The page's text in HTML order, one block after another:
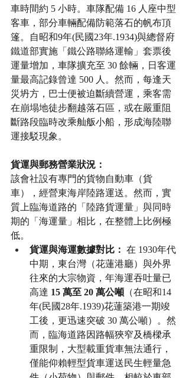
車時間約 5 小時。車隊配備 16 人座中型
客車，部分車輛配備防範落石的帆布頂
篷。自昭和9年(民國23年.1934)與總督府
鐵道部實施「鐵公路聯絡運輸」套票後
運量增加，車隊擴充至 30 餘輛，日客運
量最高記錄曾達 500 人。然而，每逢天
災坍方，巴士便被迫斷續營運，乘客需
在崩塌地徒步翻越落石區，或在嚴重阻
斷路段臨時改乘舢舨小船，形成海陸聯
運接駁現象。
貨運與郵務營業狀況：
該會社設有專門的貨物自動車（貨
車），經營東海岸陸路運送。然而，實
質上臨海道路的「陸路貨運量」與同時
期的「海運量」相比，在整體上比例極
低。
貨運與海運數據對比： 在 1930年代
中期，東台灣（花蓮港廳）與外界
往來的大宗物資，年海運吞吐量已
高達 15 萬至 20 萬公噸 （在昭和14
年(民國28年.1939)花蓮築港一期竣
工後，更迅速突破 30 萬公噸）。然
而，臨海道路因路幅狹窄及橋樑承
重限制，大型載重貨車無法通行，
僅能仰賴輕型貨車運送民生輕量急